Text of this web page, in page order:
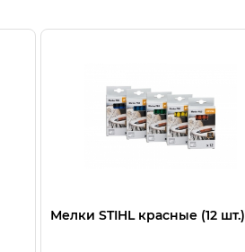
Мелки STIHL красные (12 шт.)